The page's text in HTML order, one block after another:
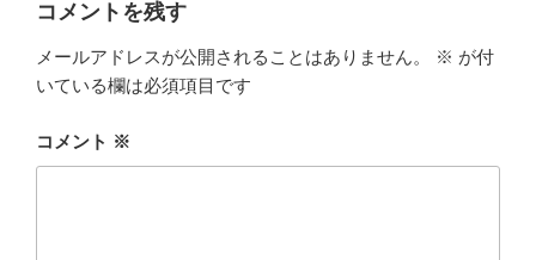
コメントを残す
メールアドレスが公開されることはありません。 ※ が付
いている欄は必須項目です
コメント ※